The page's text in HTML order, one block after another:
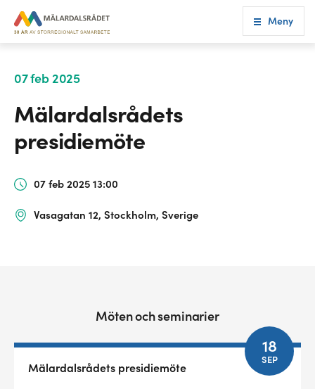
Meny
07 feb 2025
Mälardalsrådets
presidiemöte
07 feb 2025 13:00
Vasagatan 12, Stockholm, Sverige
Möten och seminarier
18
SEP
Mälardalsrådets presidiemöte